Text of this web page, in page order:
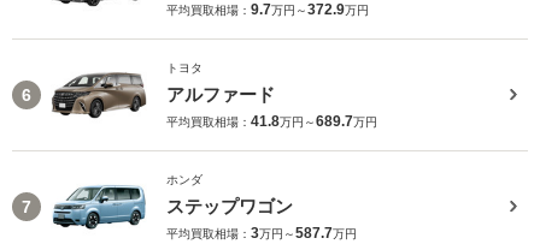
平均買取相場： 9.7万円～372.9万円
6
トヨタ
アルファード
平均買取相場： 41.8万円～689.7万円
7
ホンダ
ステップワゴン
平均買取相場： 3万円～587.7万円